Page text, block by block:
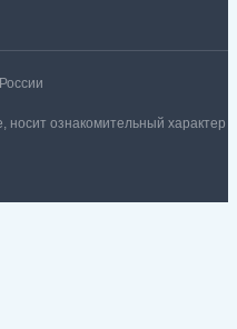
ознакомительный характер